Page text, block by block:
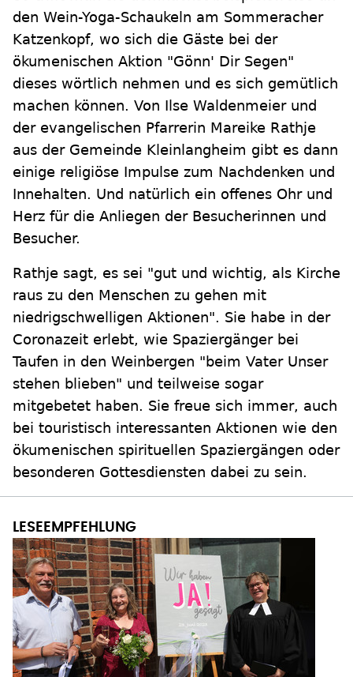
den Wein-Yoga-Schaukeln am Sommeracher
Katzenkopf, wo sich die Gäste bei der
ökumenischen Aktion "Gönn' Dir Segen"
dieses wörtlich nehmen und es sich gemütlich
machen können. Von Ilse Waldenmeier und
der evangelischen Pfarrerin Mareike Rathje
aus der Gemeinde Kleinlangheim gibt es dann
einige religiöse Impulse zum Nachdenken und
Innehalten. Und natürlich ein offenes Ohr und
Herz für die Anliegen der Besucherinnen und
Besucher.
Rathje sagt, es sei "gut und wichtig, als Kirche
raus zu den Menschen zu gehen mit
niedrigschwelligen Aktionen". Sie habe in der
Coronazeit erlebt, wie Spaziergänger bei
Taufen in den Weinbergen "beim Vater Unser
stehen blieben" und teilweise sogar
mitgebetet haben. Sie freue sich immer, auch
bei touristisch interessanten Aktionen wie den
ökumenischen spirituellen Spaziergängen oder
besonderen Gottesdiensten dabei zu sein.